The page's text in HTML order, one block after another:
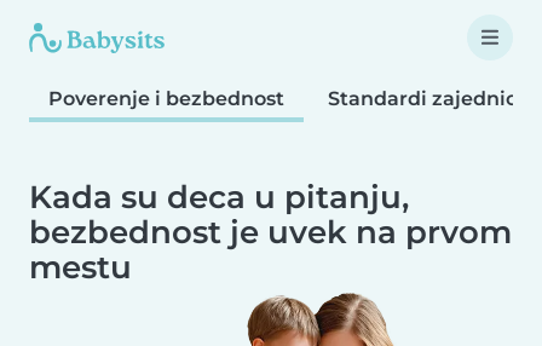
Poverenje i bezbednost Standardi zajednice
Kada su deca u pitanju,
bezbednost je uvek na prvom
mestu